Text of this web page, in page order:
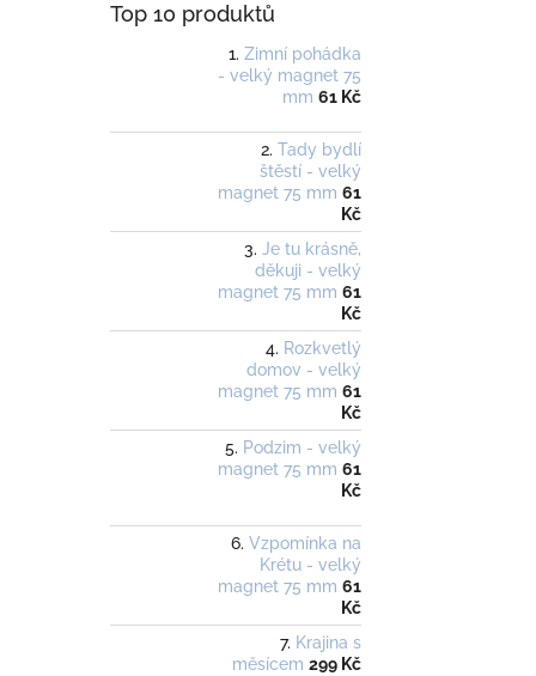
Top 10 produktů
Zimní pohádka
- velký magnet 75
mm 61 Kč
Tady bydlí
štěstí - velký
magnet 75 mm 61
Kč
Je tu krásně,
děkuji - velký
magnet 75 mm 61
Kč
Rozkvetlý
domov - velký
magnet 75 mm 61
Kč
Podzim - velký
magnet 75 mm 61
Kč
Vzpomínka na
Krétu - velký
magnet 75 mm 61
Kč
Krajina s
měsícem 299 Kč